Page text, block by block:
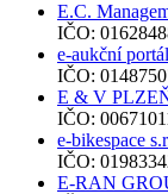
E.C.
IČO:
e-aukční
IČO:
E & V
IČO:
e-bikespace
IČO:
E-RAN